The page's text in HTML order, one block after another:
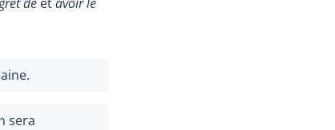
sera